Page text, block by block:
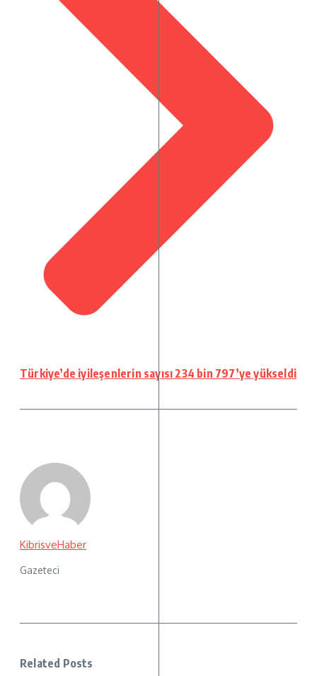
Türkiye’de iyileşenlerin sayısı 234 bin 797’ye yükseldi
KibrisveHaber
Gazeteci
Related Posts